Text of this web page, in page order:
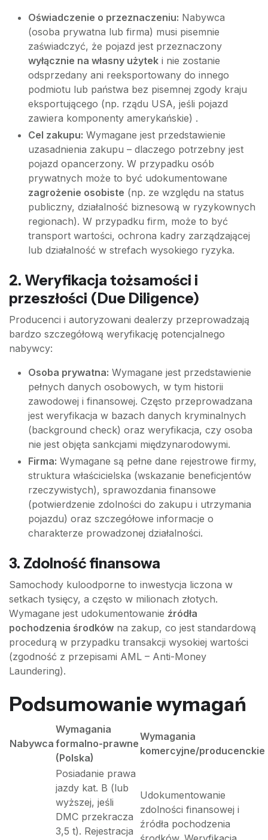
Oświadczenie o przeznaczeniu: Nabywca
(osoba prywatna lub firma) musi pisemnie
zaświadczyć, że pojazd jest przeznaczony
wyłącznie na własny użytek i nie zostanie
odsprzedany ani reeksportowany do innego
podmiotu lub państwa bez pisemnej zgody kraju
eksportującego (np. rządu USA, jeśli pojazd
zawiera komponenty amerykańskie) .
Cel zakupu: Wymagane jest przedstawienie
uzasadnienia zakupu – dlaczego potrzebny jest
pojazd opancerzony. W przypadku osób
prywatnych może to być udokumentowane
zagrożenie osobiste (np. ze względu na status
publiczny, działalność biznesową w ryzykownych
regionach). W przypadku firm, może to być
transport wartości, ochrona kadry zarządzającej
lub działalność w strefach wysokiego ryzyka.
2. Weryfikacja tożsamości i
przeszłości (Due Diligence)
Producenci i autoryzowani dealerzy przeprowadzają
bardzo szczegółową weryfikację potencjalnego
nabywcy:
Osoba prywatna: Wymagane jest przedstawienie
pełnych danych osobowych, w tym historii
zawodowej i finansowej. Często przeprowadzana
jest weryfikacja w bazach danych kryminalnych
(background check) oraz weryfikacja, czy osoba
nie jest objęta sankcjami międzynarodowymi.
Firma: Wymagane są pełne dane rejestrowe firmy,
struktura właścicielska (wskazanie beneficjentów
rzeczywistych), sprawozdania finansowe
(potwierdzenie zdolności do zakupu i utrzymania
pojazdu) oraz szczegółowe informacje o
charakterze prowadzonej działalności.
3. Zdolność finansowa
Samochody kuloodporne to inwestycja liczona w
setkach tysięcy, a często w milionach złotych.
Wymagane jest udokumentowanie źródła
pochodzenia środków na zakup, co jest standardową
procedurą w przypadku transakcji wysokiej wartości
(zgodność z przepisami AML – Anti-Money
Laundering).
Podsumowanie wymagań
Nabywca
Wymagania
formalno-prawne
(Polska)
Wymagania
komercyjne/producenckie
Posiadanie prawa
jazdy kat. B (lub
wyższej, jeśli
DMC przekracza
3,5 t). Rejestracja
Udokumentowanie
zdolności finansowej i
źródła pochodzenia